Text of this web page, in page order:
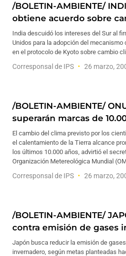
/BOLETIN-AMBIENTE/
obtiene acuerdo sobre
India descuidó los intereses del Sur al
Unidos para la adopción del
en el protocolo de Kyoto sobre cambio
Corresponsal de IPS 26 marzo,
/BOLETIN-AMBIENTE/
superarán marcas de
El cambio del clima previsto por los
el calentamiento de la Tierra alcance
los últimos 10.000 años, advirtió el
Organización Metereológica Mundial
Corresponsal de IPS 26 marzo,
/BOLETIN-AMBIENTE/
contra emisión de gases
Japón busca reducir la emisión de
invernadero, según metas planteadas